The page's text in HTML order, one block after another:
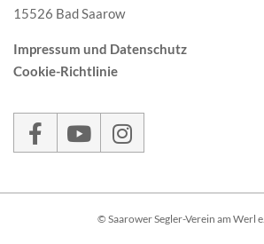
15526 Bad Saarow
Impressum und Datenschutz
Cookie-Richtlinie
© Saarower Segler-Verein am Werl